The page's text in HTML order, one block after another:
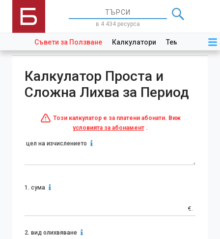
в 4 434 ресурса
Съвети за Ползване Калкулатори Теми Закони
Калкулатор Проста и
Сложна Лихва за Период
Този калкулатор е за платени абонати. Виж
условията за абонамент.
цел на изчислението
1. сума
€.
2. вид олихвяване